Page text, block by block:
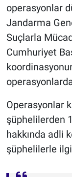
operasyonlar
Jandarma
Suçlarla
Cumhuriyet
Operasyonlar
şüphelilerden
hakkında adli
şüphelilerle